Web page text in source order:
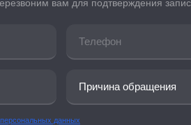
вам для подтверждения
данных